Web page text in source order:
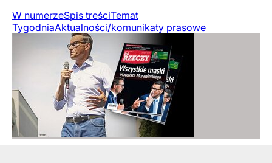
W numerzeSpis treściTemat
TygodniaAktualności/komunikaty prasowe